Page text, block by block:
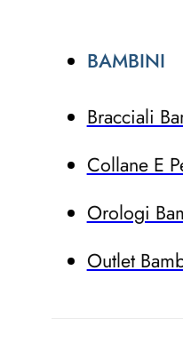
BAMBINI
Bracciali
Collane E
Orologi
Outlet